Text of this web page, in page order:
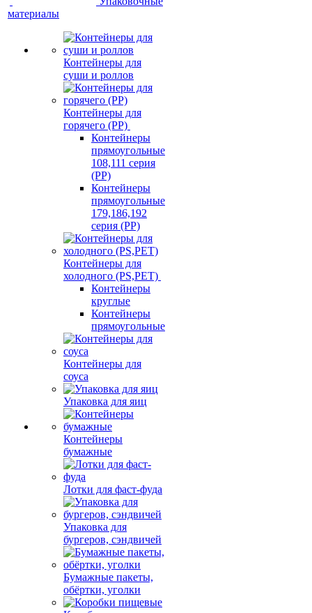
материалы
Контейнеры для
суши и роллов
Контейнеры для
горячего (PP)
Контейнеры
прямоугольные
108,111 серия
(PP)
Контейнеры
прямоугольные
179,186,192
серия (PP)
Контейнеры для
холодного (PS,PET)
Контейнеры
круглые
Контейнеры
прямоугольные
Контейнеры для
соуса
Упаковка для яиц
Контейнеры
бумажные
Лотки для фаст-фуда
Упаковка для
бургеров, сэндвичей
Бумажные пакеты,
обёртки, уголки